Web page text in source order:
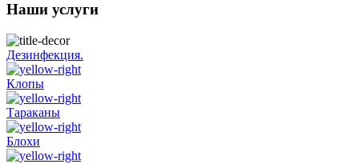
Наши услуги
Дезинфекция.
Клопы
Тараканы
Блохи